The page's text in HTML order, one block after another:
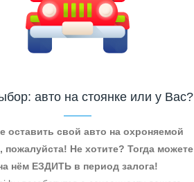
авто на стоянке или у Вас?
оставить свой авто на охроняемой
пожалуйста! Не хотите? Тогда можете
нём ЕЗДИТЬ в период залога!